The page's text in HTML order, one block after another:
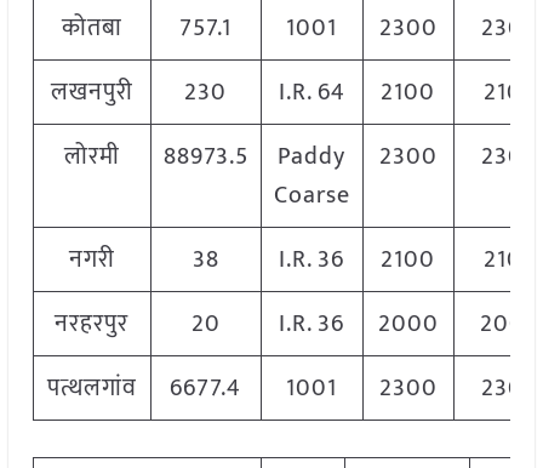
कोतबा
757.1 1001 2300
2300
लखनपुरी
230 I.R. 64 2100
2100
लोरमी
88973.5
Paddy
Coarse
2300 2300
नगरी 38 I.R. 36 2100
2100
नरहरपुर
20 I.R. 36 2000
2000
पत्थलगांव
6677.4 1001 2300 2300